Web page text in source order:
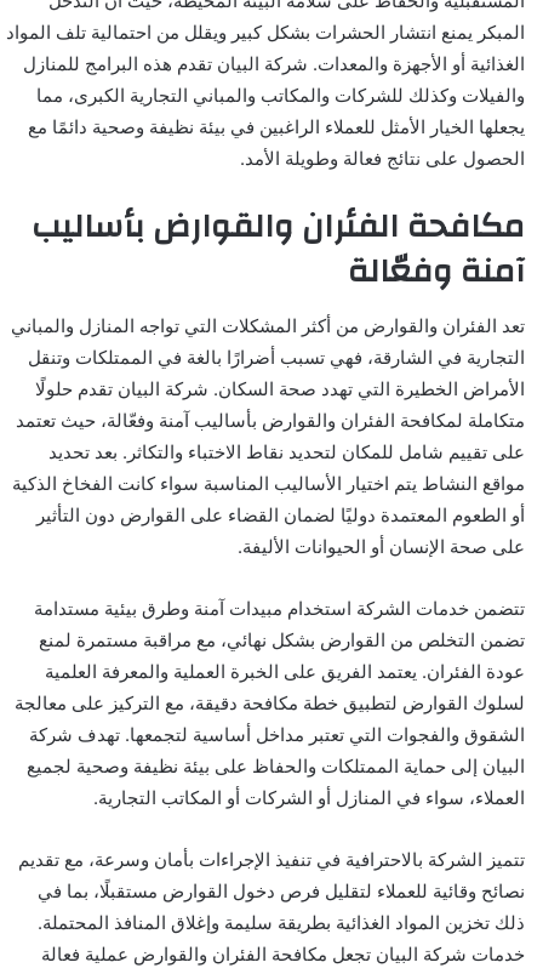
المبكر يمنع انتشار الحشرات بشكل كبير ويقلل من احتمالية تلف المواد
الغذائية أو الأجهزة والمعدات. شركة البيان تقدم هذه البرامج للمنازل
والفيلات وكذلك للشركات والمكاتب والمباني التجارية الكبرى، مما
يجعلها الخيار الأمثل للعملاء الراغبين في بيئة نظيفة وصحية دائمًا مع
الحصول على نتائج فعالة وطويلة الأمد.
مكافحة الفئران والقوارض بأساليب
آمنة وفعّالة
تعد الفئران والقوارض من أكثر المشكلات التي تواجه المنازل والمباني
التجارية في الشارقة، فهي تسبب أضرارًا بالغة في الممتلكات وتنقل
الأمراض الخطيرة التي تهدد صحة السكان. شركة البيان تقدم حلولًا
متكاملة لمكافحة الفئران والقوارض بأساليب آمنة وفعّالة، حيث تعتمد
على تقييم شامل للمكان لتحديد نقاط الاختباء والتكاثر. بعد تحديد
مواقع النشاط يتم اختيار الأساليب المناسبة سواء كانت الفخاخ الذكية
أو الطعوم المعتمدة دوليًا لضمان القضاء على القوارض دون التأثير
على صحة الإنسان أو الحيوانات الأليفة.
تتضمن خدمات الشركة استخدام مبيدات آمنة وطرق بيئية مستدامة
تضمن التخلص من القوارض بشكل نهائي، مع مراقبة مستمرة لمنع
عودة الفئران. يعتمد الفريق على الخبرة العملية والمعرفة العلمية
لسلوك القوارض لتطبيق خطة مكافحة دقيقة، مع التركيز على معالجة
الشقوق والفجوات التي تعتبر مداخل أساسية لتجمعها. تهدف شركة
البيان إلى حماية الممتلكات والحفاظ على بيئة نظيفة وصحية لجميع
العملاء، سواء في المنازل أو الشركات أو المكاتب التجارية.
تتميز الشركة بالاحترافية في تنفيذ الإجراءات بأمان وسرعة، مع تقديم
نصائح وقائية للعملاء لتقليل فرص دخول القوارض مستقبلًا، بما في
ذلك تخزين المواد الغذائية بطريقة سليمة وإغلاق المنافذ المحتملة.
خدمات شركة البيان تجعل مكافحة الفئران والقوارض عملية فعالة